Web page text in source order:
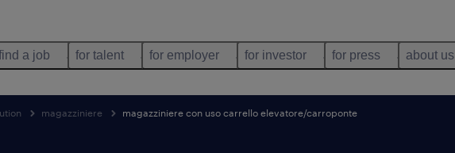
a job for talent for employer for investor for press about us
magazziniere magazziniere con uso carrello elevatore/carroponte